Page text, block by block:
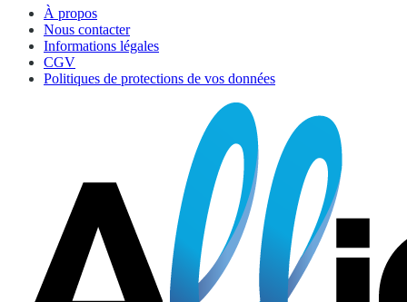
À propos
Nous contacter
Informations légales
CGV
Politiques de protections de vos données